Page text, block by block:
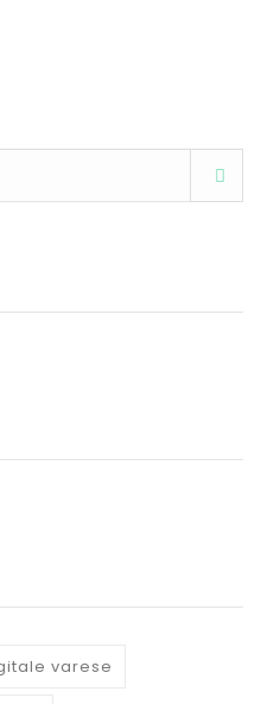
varese